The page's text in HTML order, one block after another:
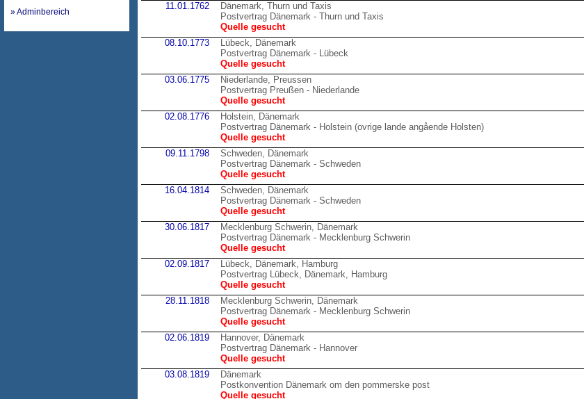
» Adminbereich
11.01.1762
Dänemark, Thurn und Taxis
Postvertrag Dänemark - Thurn und Taxis
Quelle gesucht
08.10.1773
Lübeck, Dänemark
Postvertrag Dänemark - Lübeck
Quelle gesucht
03.06.1775
Niederlande, Preussen
Postvertrag Preußen - Niederlande
Quelle gesucht
02.08.1776
Holstein, Dänemark
Postvertrag Dänemark - Holstein (ovrige lande angående Holsten)
Quelle gesucht
09.11.1798
Schweden, Dänemark
Postvertrag Dänemark - Schweden
Quelle gesucht
16.04.1814
Schweden, Dänemark
Postvertrag Dänemark - Schweden
Quelle gesucht
30.06.1817
Mecklenburg Schwerin, Dänemark
Postvertrag Dänemark - Mecklenburg Schwerin
Quelle gesucht
02.09.1817
Lübeck, Dänemark, Hamburg
Postvertrag Lübeck, Dänemark, Hamburg
Quelle gesucht
28.11.1818
Mecklenburg Schwerin, Dänemark
Postvertrag Dänemark - Mecklenburg Schwerin
Quelle gesucht
02.06.1819
Hannover, Dänemark
Postvertrag Dänemark - Hannover
Quelle gesucht
03.08.1819
Dänemark
Postkonvention Dänemark om den pommerske post
Quelle gesucht